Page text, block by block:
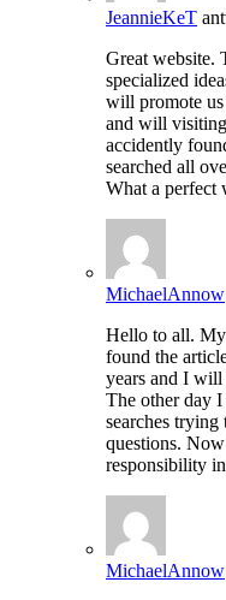
JeannieKeT
Great website.
specialized
will promote
and will
accidently
searched all
What a
MichaelAnnow
Hello to all. My
found the
years and I
The other day
searches trying
questions.
responsibility
MichaelAnnow